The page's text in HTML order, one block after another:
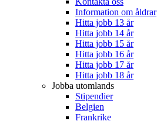
Information om åldrar
Hitta jobb 13 år
Hitta jobb 14 år
Hitta jobb 15 år
Hitta jobb 16 år
Hitta jobb 17 år
Hitta jobb 18 år
Jobba utomlands
Stipendier
Belgien
Frankrike